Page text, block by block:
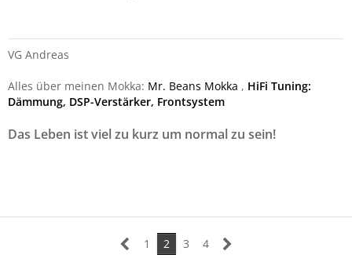
VG Andreas
Alles über meinen Mokka: Mr. Beans Mokka , HiFi Tuning:
Dämmung, DSP-Verstärker, Frontsystem
Das Leben ist viel zu kurz um normal zu sein!
1 2 3 4